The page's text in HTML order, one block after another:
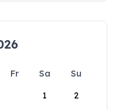
Fr Sa
Su
1
2